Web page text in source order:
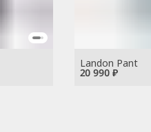
20 990 ₽
Landon Pant